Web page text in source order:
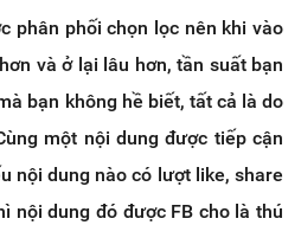
phân phối chọn lọc nên khi vào
và ở lại lâu hơn, tần suất bạn
bạn không hề biết, tất cả là do
một nội dung được tiếp cận
nội dung nào có lượt like, share
nội dung đó được FB cho là thú